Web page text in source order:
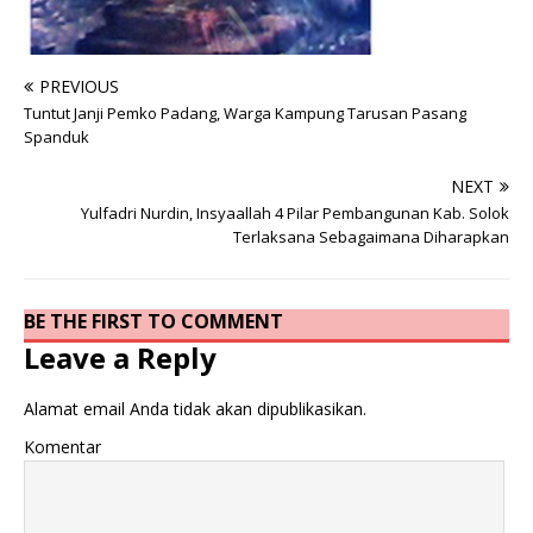
PREVIOUS
Tuntut Janji Pemko Padang, Warga Kampung Tarusan Pasang
Spanduk
NEXT
Yulfadri Nurdin, Insyaallah 4 Pilar Pembangunan Kab. Solok
Terlaksana Sebagaimana Diharapkan
BE THE FIRST TO COMMENT
Leave a Reply
Alamat email Anda tidak akan dipublikasikan.
Komentar